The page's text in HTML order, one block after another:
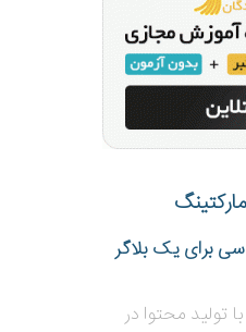
برای یک بلاگر
تولید محتوا در